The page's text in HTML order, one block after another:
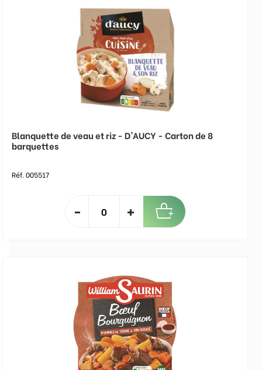
Blanquette de veau et riz - D'AUCY - Carton de 8
barquettes
Réf. 005517